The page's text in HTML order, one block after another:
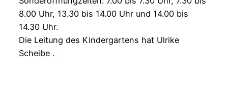
8.00 Uhr, 13.30 bis 14.00 Uhr und 14.00 bis
14.30 Uhr.
Die Leitung des Kindergartens hat Ulrike
Scheibe .